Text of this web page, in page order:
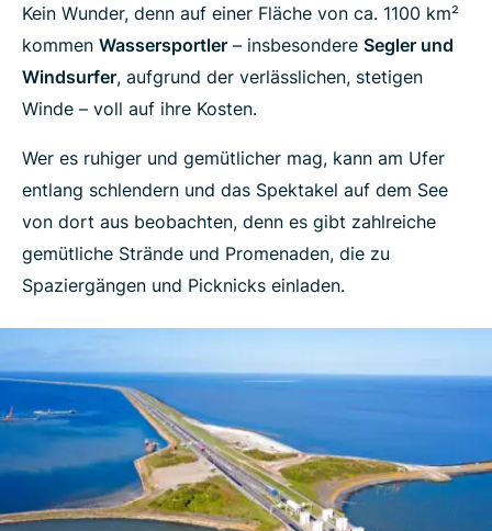
Kein Wunder, denn auf einer Fläche von ca. 1100 km²
kommen Wassersportler – insbesondere Segler und
Windsurfer, aufgrund der verlässlichen, stetigen
Winde – voll auf ihre Kosten.
Wer es ruhiger und gemütlicher mag, kann am Ufer
entlang schlendern und das Spektakel auf dem See
von dort aus beobachten, denn es gibt zahlreiche
gemütliche Strände und Promenaden, die zu
Spaziergängen und Picknicks einladen.